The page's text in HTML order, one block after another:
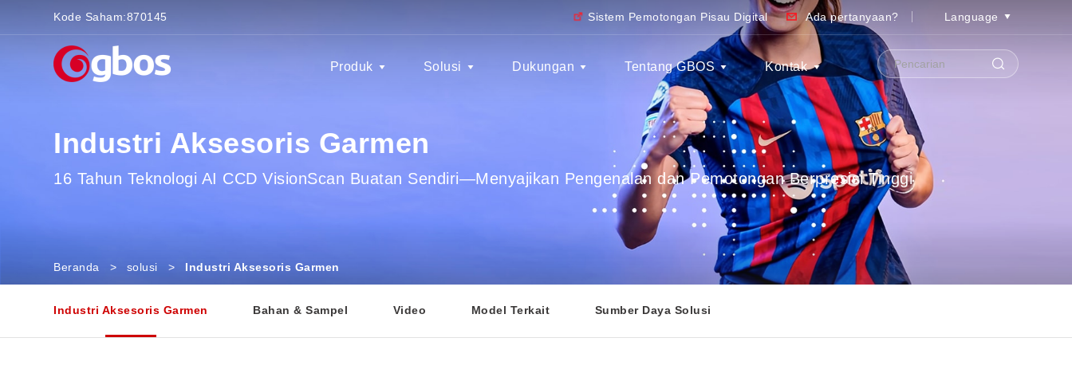
Kode Saham:870145 Sistem Pemotongan Pisau Digital Ada pertanyaan? Language
Produk Solusi Dukungan Tentang GBOS Kontak
Industri Aksesoris Garmen
16 Tahun Teknologi AI CCD VisionScan Buatan Sendiri—Menyajikan Pengenalan dan Pemotongan Berpresisi Tinggi
Beranda > solusi > Industri Aksesoris Garmen
Industri Aksesoris Garmen Bahan & Sampel Video Model Terkait Sumber Daya Solusi